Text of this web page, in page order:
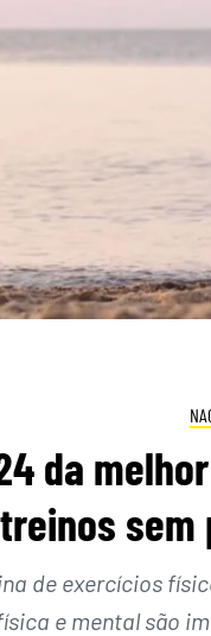
da
treinos sem
de exercícios
e mental são